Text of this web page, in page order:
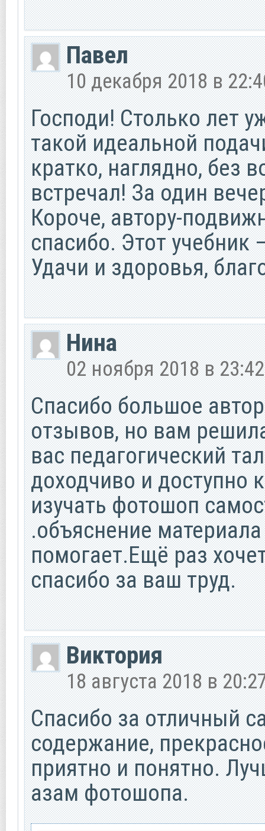
Павел
10 декабря 2018 в
Господи! Столько лет
такой идеальной
кратко, наглядно, без
встречал! За один
Короче, автору-
спасибо. Этот учебник
Удачи и здоровья,
Нина
02 ноября 2018 в 23:42
Спасибо большое
отзывов, но вам
вас педагогический
доходчиво и
изучать фотошоп
.объяснение
помогает.Ещё раз
спасибо за ваш труд.
Виктория
18 августа 2018 в
Спасибо за отличный
содержание,
приятно и понятно.
азам фотошопа.